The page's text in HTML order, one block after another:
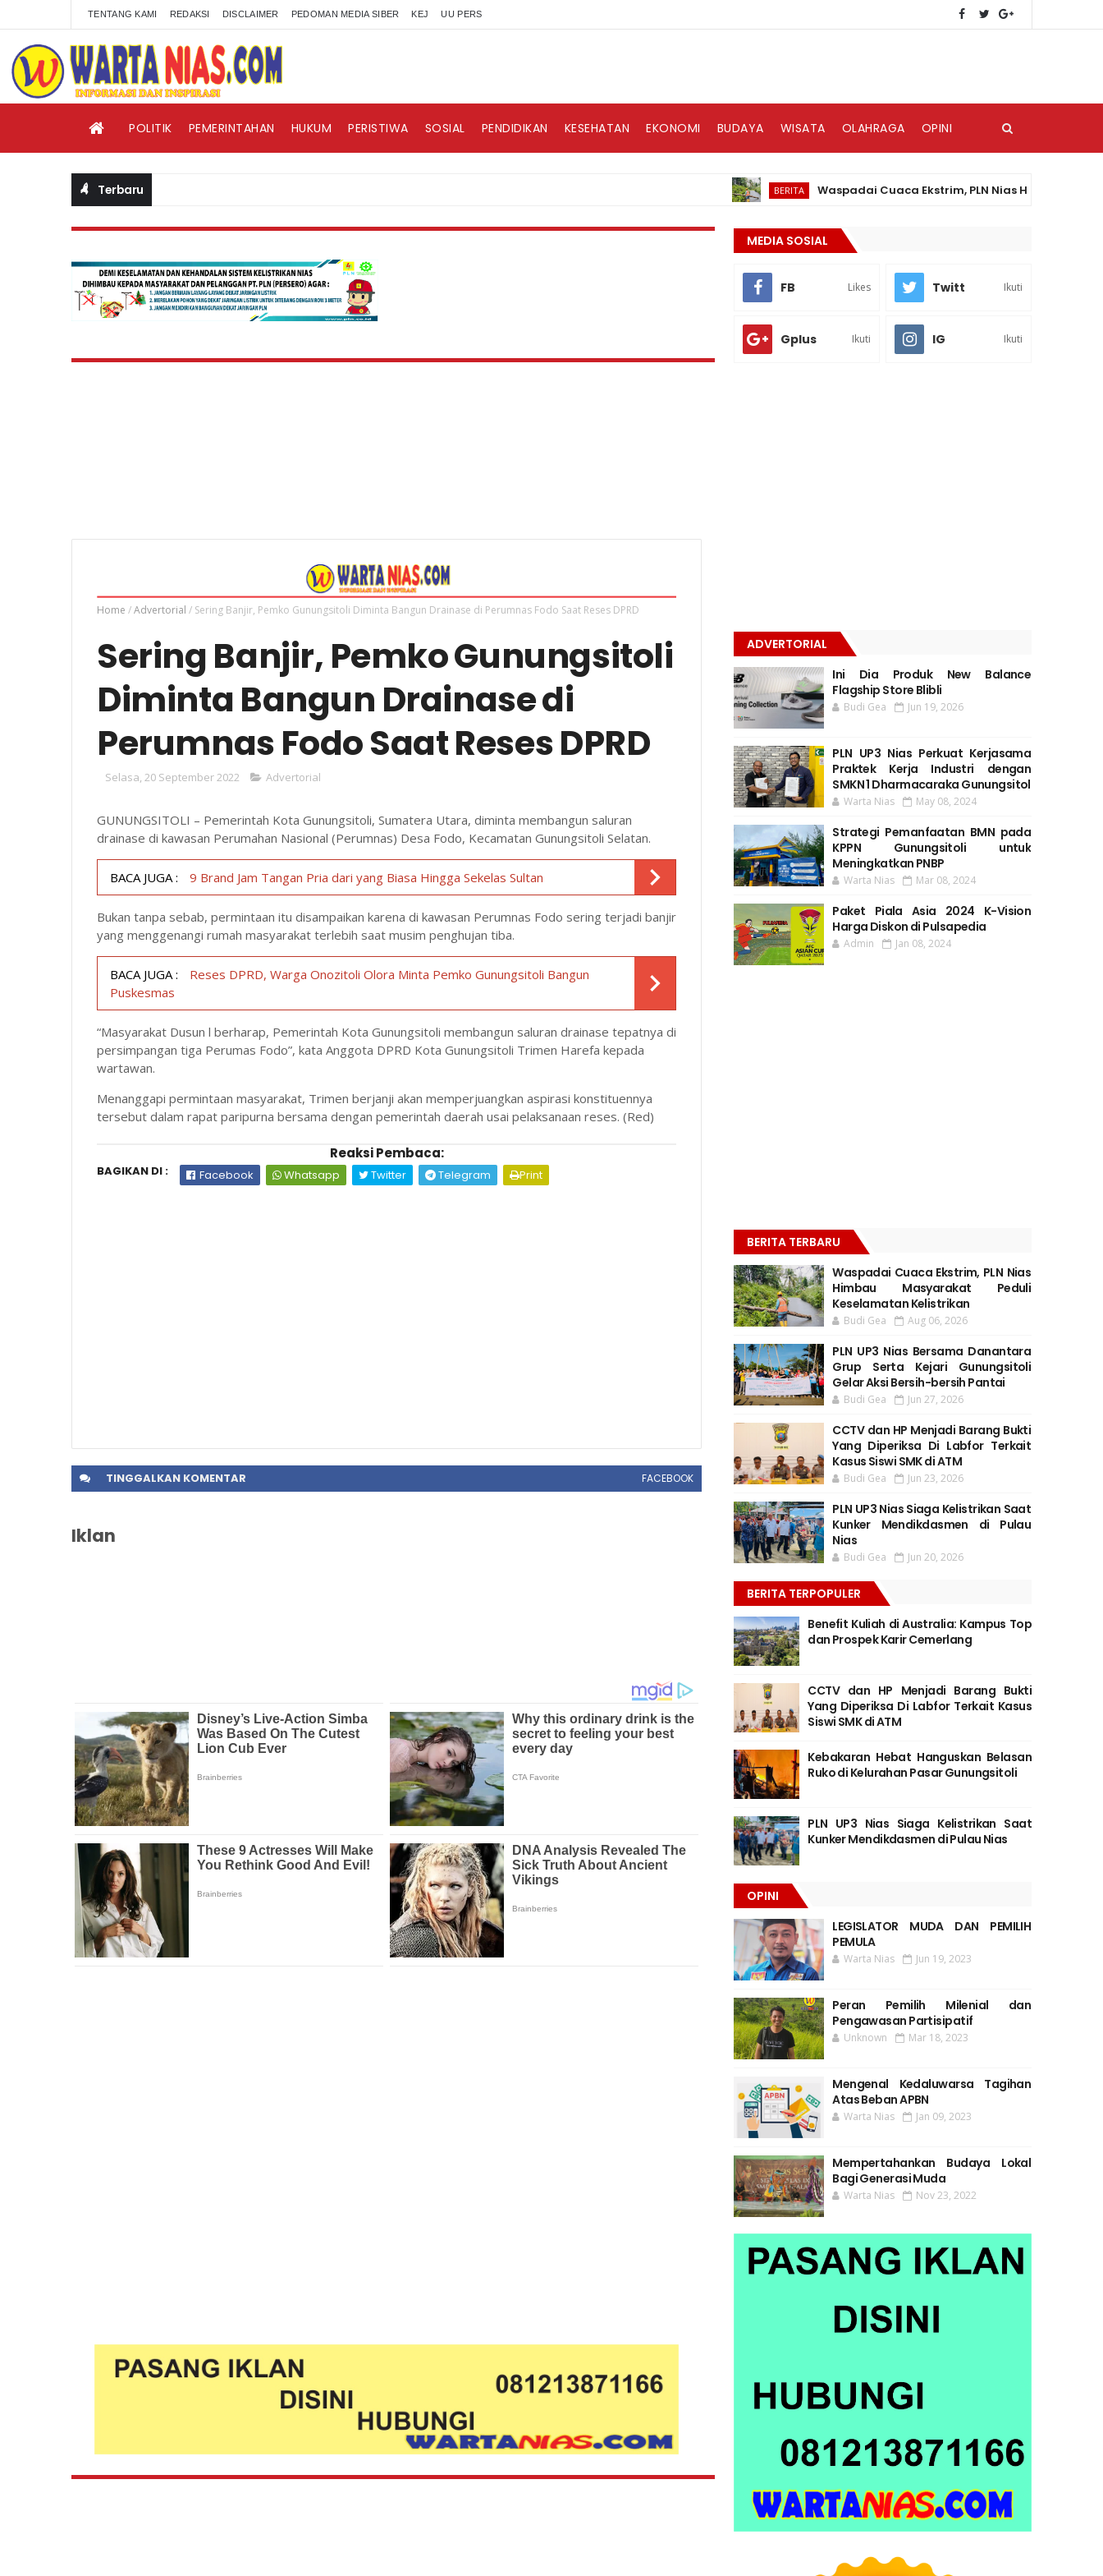
TENTANG KAMI REDAKSI DISCLAIMER PEDOMAN MEDIA SIBER KEJ UU PERS
POLITIK PEMERINTAHAN HUKUM PERISTIWA SOSIAL PENDIDIKAN KESEHATAN EKONOMI BUDAYA WISATA OLAHRAGA OPINI
Terbaru BERITA Waspadai Cuaca Ekstrim, PLN Nias Himbau
Home /Advertorial / Sering Banjir, Pemko Gunungsitoli Diminta Bangun Drainase di Perumnas Fodo Saat Reses DPRD
Sering Banjir, Pemko Gunungsitoli
Diminta Bangun Drainase di
Perumnas Fodo Saat Reses DPRD
Selasa, 20 September 2022 Advertorial
GUNUNGSITOLI – Pemerintah Kota Gunungsitoli, Sumatera Utara, diminta membangun saluran
drainase di kawasan Perumahan Nasional (Perumnas) Desa Fodo, Kecamatan Gunungsitoli Selatan.
BACA JUGA : 9 Brand Jam Tangan Pria dari yang Biasa Hingga Sekelas Sultan
Bukan tanpa sebab, permintaan itu disampaikan karena di kawasan Perumnas Fodo sering terjadi banjir
yang menggenangi rumah masyarakat terlebih saat musim penghujan tiba.
BACA JUGA :
Reses DPRD, Warga Onozitoli Olora Minta Pemko Gunungsitoli Bangun
Puskesmas
“Masyarakat Dusun l berharap, Pemerintah Kota Gunungsitoli membangun saluran drainase tepatnya di
persimpangan tiga Perumas Fodo”, kata Anggota DPRD Kota Gunungsitoli Trimen Harefa kepada
wartawan.
Menanggapi permintaan masyarakat, Trimen berjanji akan memperjuangkan aspirasi konstituennya
tersebut dalam rapat paripurna bersama dengan pemerintah daerah usai pelaksanaan reses. (Red)
Reaksi Pembaca:
BAGIKAN DI : Facebook Whatsapp Twitter Telegram Print
TINGGALKAN KOMENTAR FACEBOOK
Iklan
MEDIA SOSIAL
FB Likes Twitt Ikuti
Gplus Ikuti IG Ikuti
ADVERTORIAL
Ini Dia Produk New Balance
Flagship Store Blibli
Budi Gea Jun 19, 2026
PLN UP3 Nias Perkuat Kerjasama
Praktek Kerja Industri dengan
SMKN 1 Dharmacaraka Gunungsitol
Warta Nias May 08, 2024
Strategi Pemanfaatan BMN pada
KPPN Gunungsitoli untuk
Meningkatkan PNBP
Warta Nias Mar 08, 2024
Paket Piala Asia 2024 K-Vision
Harga Diskon di Pulsapedia
Admin Jan 08, 2024
BERITA TERBARU
Waspadai Cuaca Ekstrim, PLN Nias
Himbau Masyarakat Peduli
Keselamatan Kelistrikan
Budi Gea Aug 06, 2026
PLN UP3 Nias Bersama Danantara
Grup Serta Kejari Gunungsitoli
Gelar Aksi Bersih-bersih Pantai
Budi Gea Jun 27, 2026
CCTV dan HP Menjadi Barang Bukti
Yang Diperiksa Di Labfor Terkait
Kasus Siswi SMK di ATM
Budi Gea Jun 23, 2026
PLN UP3 Nias Siaga Kelistrikan Saat
Kunker Mendikdasmen di Pulau
Nias
Budi Gea Jun 20, 2026
BERITA TERPOPULER
Benefit Kuliah di Australia: Kampus Top
dan Prospek Karir Cemerlang
CCTV dan HP Menjadi Barang Bukti
Yang Diperiksa Di Labfor Terkait Kasus
Siswi SMK di ATM
Kebakaran Hebat Hanguskan Belasan
Ruko di Kelurahan Pasar Gunungsitoli
PLN UP3 Nias Siaga Kelistrikan Saat
Kunker Mendikdasmen di Pulau Nias
OPINI
LEGISLATOR MUDA DAN PEMILIH
PEMULA
Warta Nias Jun 19, 2023
Peran Pemilih Milenial dan
Pengawasan Partisipatif
Unknown Mar 18, 2023
Mengenal Kedaluwarsa Tagihan
Atas Beban APBN
Warta Nias Jan 09, 2023
Mempertahankan Budaya Lokal
Bagi Generasi Muda
Warta Nias Nov 23, 2022